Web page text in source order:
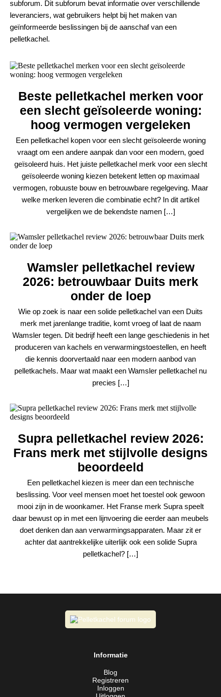
subforum. Dit subforum bevat informatie over verschillende
leveranciers, wat gebruikers helpt bij het maken van
geïnformeerde beslissingen bij de aanschaf van een
pelletkachel.
Beste pelletkachel merken voor
een slecht geïsoleerde woning:
hoog vermogen vergeleken
Een pelletkachel kopen voor een slecht geïsoleerde woning
vraagt om een andere aanpak dan voor een modern, goed
geïsoleerd huis. Het juiste pelletkachel merk voor een slecht
geïsoleerde woning kiezen betekent letten op maximaal
vermogen, robuuste bouw en betrouwbare regelgeving. Maar
welke merken leveren die combinatie echt? In dit artikel
vergelijken we de bekendste namen […]
Wamsler pelletkachel review
2026: betrouwbaar Duits merk
onder de loep
Wie op zoek is naar een solide pelletkachel van een Duits
merk met jarenlange traditie, komt vroeg of laat de naam
Wamsler tegen. Dit bedrijf heeft een lange geschiedenis in het
produceren van kachels en verwarmingstoestellen, en heeft
die kennis doorvertaald naar een modern aanbod van
pelletkachels. Maar wat maakt een Wamsler pelletkachel nu
precies […]
Supra pelletkachel review 2026:
Frans merk met stijlvolle designs
beoordeeld
Een pelletkachel kiezen is meer dan een technische
beslissing. Voor veel mensen moet het toestel ook gewoon
mooi zijn in de woonkamer. Het Franse merk Supra speelt
daar bewust op in met een lijnvoering die eerder aan meubels
doet denken dan aan verwarmingsapparaten. Maar zit er
achter dat aantrekkelijke uiterlijk ook een solide Supra
pelletkachel? […]
Informatie
Blog
Registreren
Inloggen